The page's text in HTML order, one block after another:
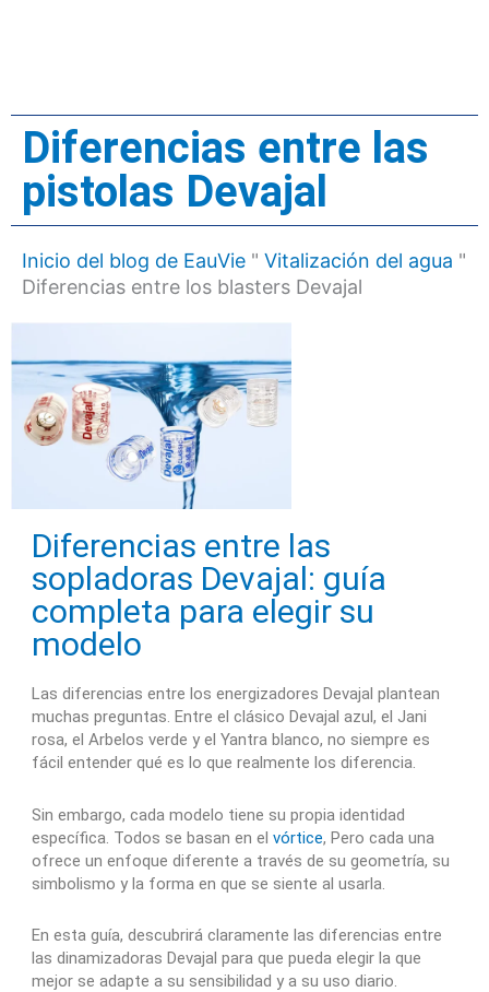
Diferencias entre las
pistolas Devajal
Inicio del blog de EauVie" Vitalización del agua "
Diferencias entre los blasters Devajal
Diferencias entre las
sopladoras Devajal: guía
completa para elegir su
modelo
Las diferencias entre los energizadores Devajal plantean
muchas preguntas. Entre el clásico Devajal azul, el Jani
rosa, el Arbelos verde y el Yantra blanco, no siempre es
fácil entender qué es lo que realmente los diferencia.
Sin embargo, cada modelo tiene su propia identidad
específica. Todos se basan en el vórtice, Pero cada una
ofrece un enfoque diferente a través de su geometría, su
simbolismo y la forma en que se siente al usarla.
En esta guía, descubrirá claramente las diferencias entre
las dinamizadoras Devajal para que pueda elegir la que
mejor se adapte a su sensibilidad y a su uso diario.